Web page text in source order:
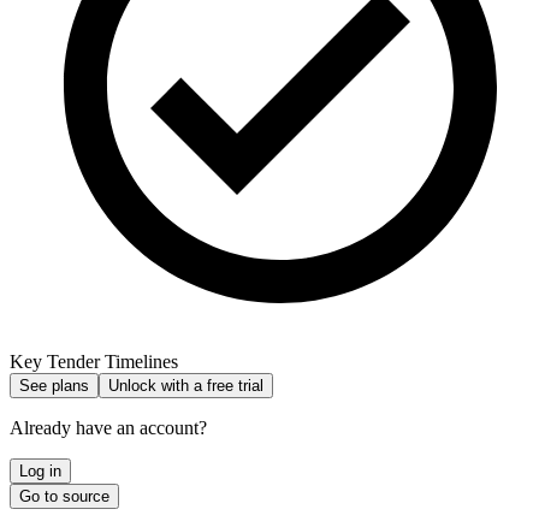
Key Tender Timelines
See plans Unlock with a free trial
Already have an account?
Log in
Go to source